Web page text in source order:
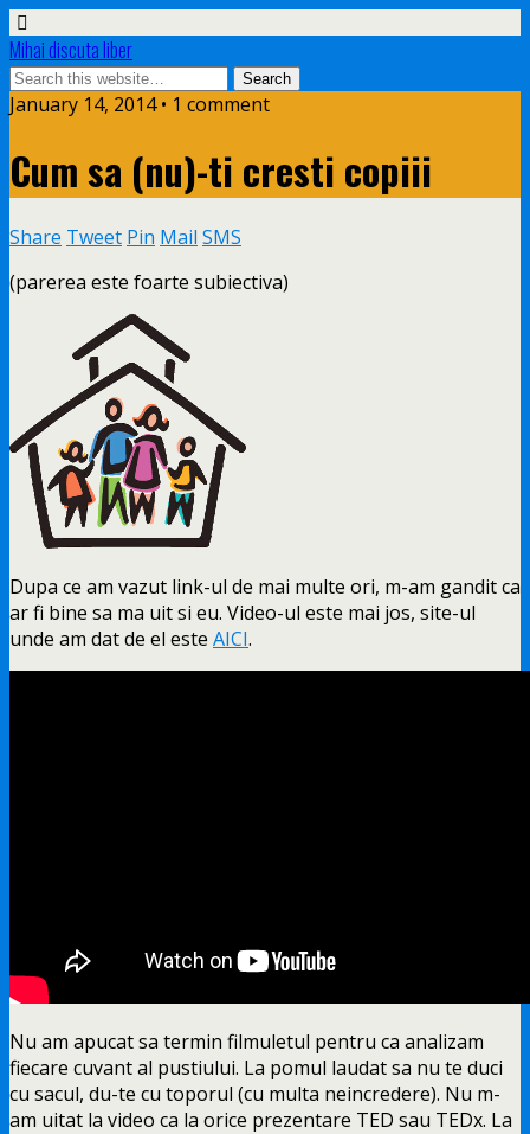
Mihai discuta liber
January 14, 2014 • 1 comment
Cum sa (nu)-ti cresti copiii
Share Tweet Pin Mail SMS
(parerea este foarte subiectiva)
Dupa ce am vazut link-ul de mai multe ori, m-am gandit ca
ar fi bine sa ma uit si eu. Video-ul este mai jos, site-ul
unde am dat de el este AICI.
Nu am apucat sa termin filmuletul pentru ca analizam
fiecare cuvant al pustiului. La pomul laudat sa nu te duci
cu sacul, du-te cu toporul (cu multa neincredere). Nu m-
am uitat la video ca la orice prezentare TED sau TEDx. La